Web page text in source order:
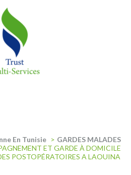
En Tunisie > GARDES MALADES
ET GARDE À DOMICILE
POSTOPÉRATOIRES A LAOUINA